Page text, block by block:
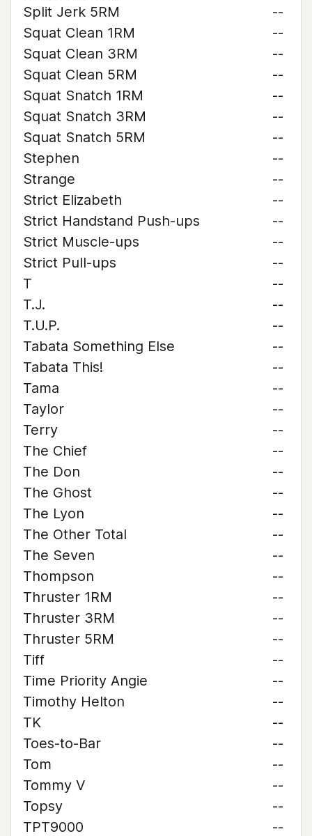
Split Jerk 5RM
--
Squat Clean 1RM
--
Squat Clean 3RM
--
Squat Clean 5RM
--
Squat Snatch 1RM
--
Squat Snatch 3RM
--
Squat Snatch 5RM
--
Stephen
--
Strange
--
Strict Elizabeth
--
Strict Handstand Push-ups
--
Strict Muscle-ups
--
Strict Pull-ups
--
T
--
T.J.
--
T.U.P.
--
Tabata Something Else
--
Tabata This!
--
Tama
--
Taylor
--
Terry
--
The Chief
--
The Don
--
The Ghost
--
The Lyon
--
The Other Total
--
The Seven
--
Thompson
--
Thruster 1RM
--
Thruster 3RM
--
Thruster 5RM
--
Tiff
--
Time Priority Angie
--
Timothy Helton
--
TK
--
Toes-to-Bar
--
Tom
--
Tommy V
--
Topsy
--
TPT9000
--